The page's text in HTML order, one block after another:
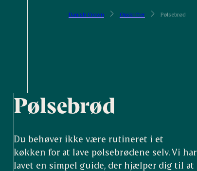
Danish Crown Opskrifter Pølsebrød
Pølsebrød
Du behøver ikke være rutineret i et
køkken for at lave pølsebrødene selv. Vi har
lavet en simpel guide, der hjælper dig til at